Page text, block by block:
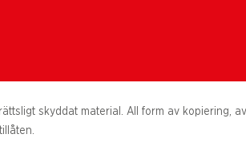
skyddat material. All form av kopiering,